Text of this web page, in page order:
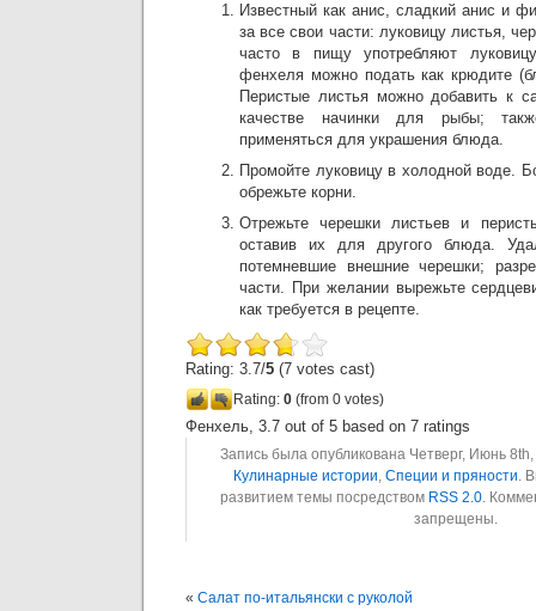
Известный как анис, сладкий анис и
за все свои части: луковицу листья,
часто в пищу употребляют
фенхеля можно подать как крюдите
Перистые листья можно добавить к
качестве начинки для рыбы;
применяться для украшения блюда.
Промойте луковицу в холодной воде.
обрежьте корни.
Отрежьте черешки листьев и
оставив их для другого блюда.
потемневшие внешние черешки;
части. При желании вырежьте
как требуется в рецепте.
Rating: 3.7/5 (7 votes cast)
Rating: 0 (from 0 votes)
Фенхель, 3.7 out of 5 based on 7 ratings
Запись была опубликована Четверг, Июнь
Кулинарные истории, Специи и пряности.
развитием темы посредством RSS 2.0.
запрещены.
« Салат по-итальянски с руколой